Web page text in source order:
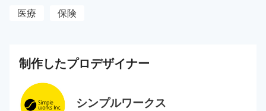
医療
保険
制作したプロデザイナー
シンプルワークス